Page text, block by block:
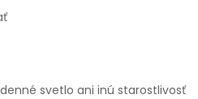
svetlo ani inú starostlivosť